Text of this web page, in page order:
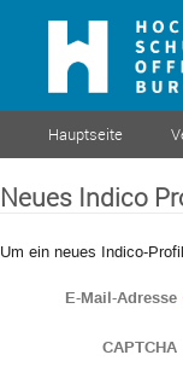
Hauptseite
Neues Indico
Um ein neues Indico-
E-Mail-Adresse
CAPTCHA